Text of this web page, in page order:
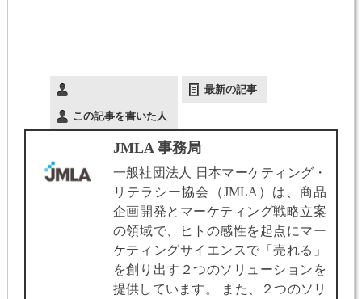
この記事を書いた人
最新の記事
JMLA 事務局
一般社団法人 日本マーケティング・
リテラシー協会（JMLA）は、商品
企画開発とマーケティング戦略立案
の領域で、ヒトの感性を起点にマー
ケティングサイエンスで「売れる」
を創り出す２つのソリューションを
提供しています。 また、２つのソリ